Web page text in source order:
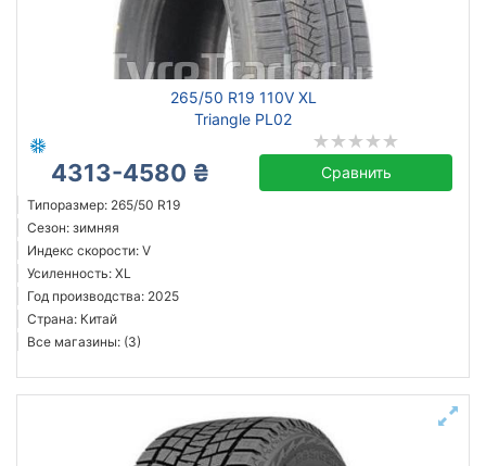
265/50 R19 110V XL
Triangle PL02
4313-4580 ₴ Сравнить
Типоразмер: 265/50 R19
Сезон: зимняя
Индекс скорости: V
Усиленность: XL
Год производства: 2025
Страна: Китай
Все магазины: (3)
Triangle
Hankook
Sailun
Goodyear
Bridgestone
Pirelli
Все бренды
Год производства